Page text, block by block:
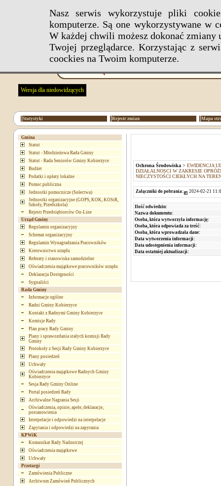
Nasz serwis wykorzystuje pliki
komputerze. Są one wykorzystywane w
W każdej chwili możesz dokonać
Twojej przeglądarce. Korzystając z
coockies na Twoim komputerze.
Wersja dla niedowidzących
Statystyki Rejestr zmian Mapa
Gmina
Statut
Statut - Młodzieżowa Rada Gminy
Statut - Rada Seniorów Gminy Kobierzyce
Budżet
Podatki i opłaty lokalne
Pomoc publiczna
Jednostki pomocnicze (Sołectwa)
Jednostki organizacyjne (GOPS, KOK, KOSiR,
Szkoły, Przedszkola)
Rejestr Przedsiębiorców On-Line
Urząd Gminy
Regulamin organizacyjny
Schemat organizacyjny
Regulamin Wynagradzania Pracowników
Kierownictwo urzędu
Referaty i stanowiska samodzielne
Oświadczenia majątkowe pracowników urzędu
Deklaracja Dostępności
Sygnaliści
Rada Gminy
Informacje ogólne
Radni Gminy Kobierzyce
Kontakt z Radnymi Gminy Kobierzyce
Komisje Rady
Plan pracy Rady Gminy
Plany i sprawozdania stałych komisji Rady
Gminy
Protokoły z Sesji Rady Gminy Kobierzyce
Plany posiedzeń
Uchwały
Oświadczenia majątkowe Radnych Gminy
Kobierzyce
Sesja Rady Gminy Online
Portal posiedzeń Rady
Archiwalne Nagrania Sesji
Oświadczenia, opinie, apele, deklaracje,
postanowienia
Interpelacje i odpowiedzi na interpelacje
Zapytania i odpowiedzi na zapytania
KPWiK
Komunikat Rady Nadzorczej
Oświadczenia majątkowe
Uchwały
Przetargi
Zamówienia Publiczne
Archiwum Zamówień Publicznych
Ochrona Środowiska> EWIDENCJA
DZIAŁALNOSCI W ZAKRESIE
NIECZYSTOŚCI CIEKŁYCH NA
Załączniki do pobrania: 2024-02-21
Ilość odwiedzin:
Nazwa dokumentu:
Osoba, która wytworzyła informację:
Osoba, która odpowiada za treść:
Osoba, która wprowadzała dane:
Data wytworzenia informacji:
Data udostępnienia informacji:
Data ostatniej aktualizacji: